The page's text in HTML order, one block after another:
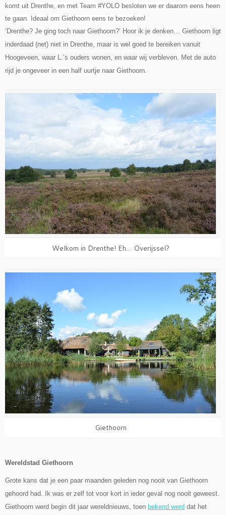
komt uit Drenthe, en met Team #YOLO besloten we er daarom eens heen
te gaan. Ideaal om Giethoorn eens te bezoeken!
‘Drenthe? Je ging toch naar Giethoorn?’ Hoor ik je denken… Giethoorn ligt
inderdaad (net) niet in Drenthe, maar is wel goed te bereiken vanuit
Hoogeveen, waar L.’s ouders wonen, en waar wij verbleven. Met de auto
rijd je ongeveer in een half uurtje naar Giethoorn.
Welkom in Drenthe! Eh… Overijssel?
Giethoorn
Wereldstad Giethoorn
Grote kans dat je een paar maanden geleden nog nooit van Giethoorn
gehoord had. Ik was er zelf tot voor kort in ieder geval nog nooit geweest.
Giethoorn werd begin dit jaar wereldnieuws, toen bekend werd dat het